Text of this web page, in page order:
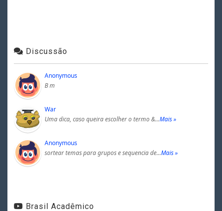
Discussão
Anonymous
B m
War
Uma dica, caso queira escolher o termo &…Mais »
Anonymous
sortear temas para grupos e sequencia de…Mais »
Brasil Acadêmico